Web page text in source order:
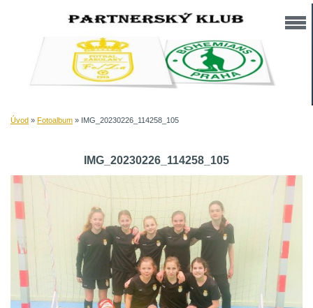
Úvod » Fotoalbum » IMG_20230226_114258_105
IMG_20230226_114258_105